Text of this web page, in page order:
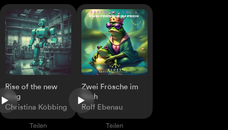
Rise of the new
King
Christina Köbbing
Teilen
Zwei Frösche im
Pech
Rolf Ebenau
Teilen